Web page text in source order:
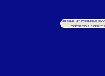
Busque um Produto, ex.:
cardernos, canetas